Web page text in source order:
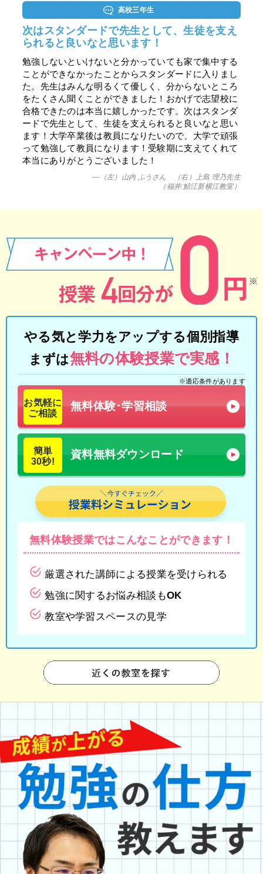
高校三年生
次はスタンダードで先生として、生徒を支え
られると良いなと思います！
勉強しないといけないと分かっていても家で集中する
ことができなかったことからスタンダードに入りまし
た。先生はみんな明るくて優しく、分からないところ
をたくさん聞くことができました！おかげで志望校に
合格できたのは本当に嬉しかったです。次はスタンダ
ードで先生として、生徒を支えられると良いなと思い
ます！大学卒業後は教員になりたいので、大学で頑張
って勉強して教員になります！受験期に支えてくれて
本当にありがとうございました！
—（左）山内 ふうさん （右）上島 理乃先生
（福井:鯖江新横江教室）
やる気と学力をアップする個別指導
まずは無料の体験授業で実感！
※適応条件があります
お気軽に
ご相談
無料体験･学習相談
簡単
30秒!
資料無料ダウンロード
無料体験授業ではこんなことができます！
厳選された講師による授業を受けられる
勉強に関するお悩み相談もOK
教室や学習スペースの見学